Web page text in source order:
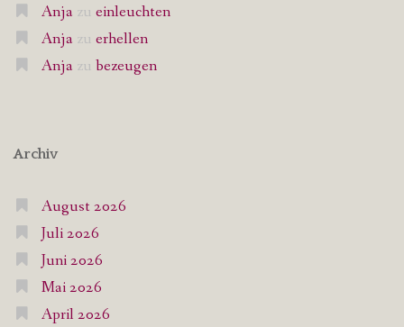
Anja zu einleuchten
Anja zu erhellen
Anja zu bezeugen
Archiv
August 2026
Juli 2026
Juni 2026
Mai 2026
April 2026